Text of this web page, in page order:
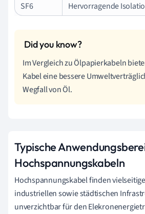
SF6
Hervorragende
Im Vergleich zu Ölpapierkabeln
Kabel eine bessere
Wegfall von Öl.
Typische
Hochspannungskabeln
Hochspannungskabel finden
industriellen sowie städtischen
unverzichtbar für den